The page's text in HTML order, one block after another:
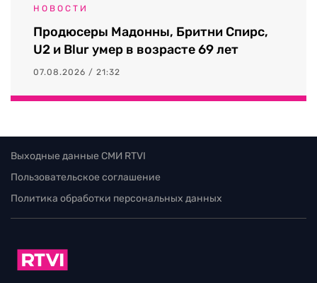
НОВОСТИ
Продюсеры Мадонны, Бритни Спирс,
U2 и Blur умер в возрасте 69 лет
07.08.2026 / 21:32
Выходные данные СМИ RTVI
Пользовательское соглашение
Политика обработки персональных данных